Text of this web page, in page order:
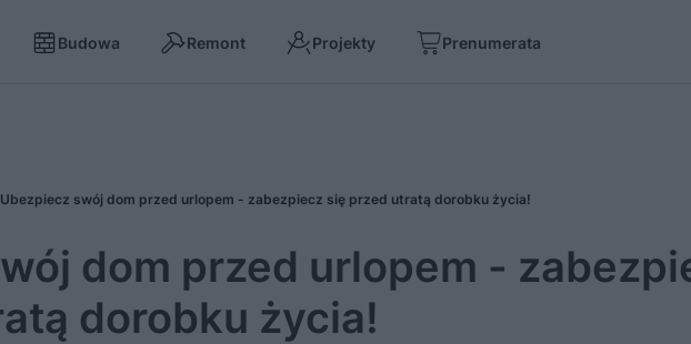
Budowa Remont Projekty Prenumerata
Ubezpiecz swój dom przed urlopem - zabezpiecz się przed utratą dorobku życia!
dom przed urlopem -
dorobku życia!